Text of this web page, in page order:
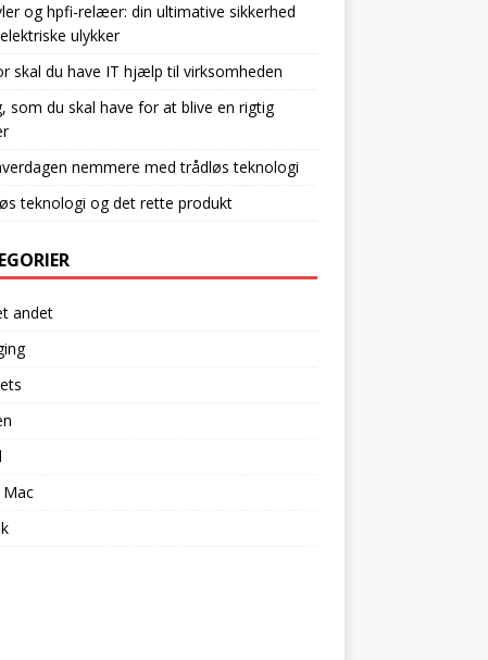
og hpfi-relæer: din ultimative sikkerhed
ulykker
skal du have IT hjælp til virksomheden
som du skal have for at blive en rigtig
nemmere med trådløs teknologi
teknologi og det rette produkt
andet
Mac